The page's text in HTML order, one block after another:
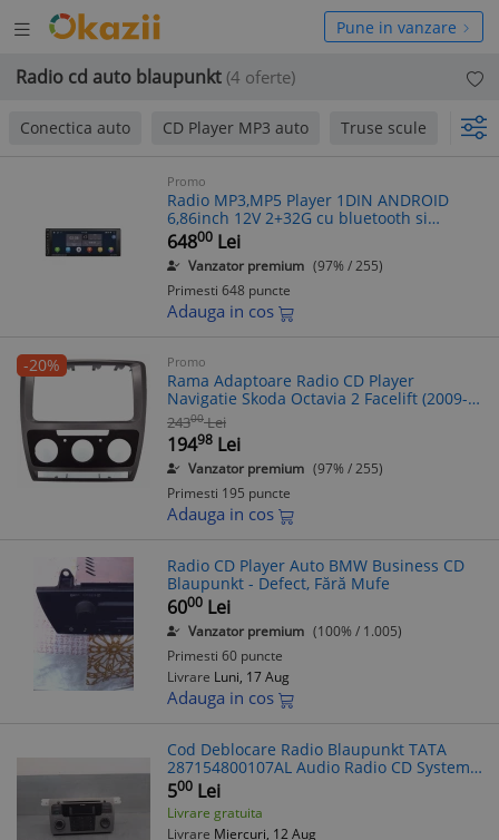
Deschide
meniul
Pune in vanzare
Radio cd auto blaupunkt (4 oferte)
Conectica auto CD Player MP3 auto Truse scule
Promo
Radio MP3,MP5 Player 1DIN ANDROID
6,86inch 12V 2+32G cu bluetooth si
carplay Cod: 6822A
64800 Lei
Vanzator premium (97% / 255)
Primesti 648 puncte
Adauga in cos
-20% Promo
Rama Adaptoare Radio CD Player
Navigatie Skoda Octavia 2 Facelift (2009-
2013) Clima Manuala Negru
24300 Lei
19498 Lei
Vanzator premium (97% / 255)
Primesti 195 puncte
Adauga in cos
Radio CD Player Auto BMW Business CD
Blaupunkt - Defect, Fără Mufe
6000 Lei
Vanzator premium (100% / 1.005)
Primesti 60 puncte
Livrare Luni, 17 Aug
Adauga in cos
Cod Deblocare Radio Blaupunkt TATA
287154800107AL Audio Radio CD System -
Decodare Casetofon Auto
500 Lei
Livrare gratuita
Livrare Miercuri, 12 Aug